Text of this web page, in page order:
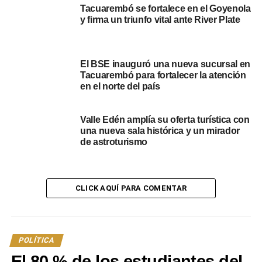
hombre a caballo y que se encuentre aplazado en la
Tacuarembó se fortalece en el Goyenola
y firma un triunfo vital ante River Plate
El BSE inauguró una nueva sucursal en
Tacuarembó para fortalecer la atención
en el norte del país
Valle Edén amplía su oferta turística con
una nueva sala histórica y un mirador
de astroturismo
CLICK AQUÍ PARA COMENTAR
POLÍTICA